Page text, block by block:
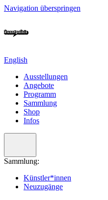
Navigation überspringen
English
Ausstellungen
Angebote
Programm
Sammlung
Shop
Infos
Sammlung:
Künstler*innen
Neuzugänge